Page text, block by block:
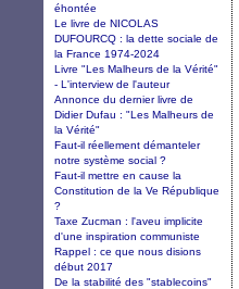
éhontée
Le livre de NICOLAS
DUFOURCQ : la dette sociale de
la France 1974-2024
Livre "Les Malheurs de la Vérité"
- L'interview de l'auteur
Annonce du dernier livre de
Didier Dufau : "Les Malheurs de
la Vérité"
Faut-il réellement démanteler
notre système social ?
Faut-il mettre en cause la
Constitution de la Ve République
?
Taxe Zucman : l'aveu implicite
d'une inspiration communiste
Rappel : ce que nous disions
début 2017
De la stabilité des "stablecoins"